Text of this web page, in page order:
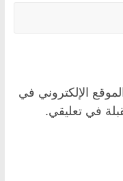
الإلكتروني في
في تعليقي.